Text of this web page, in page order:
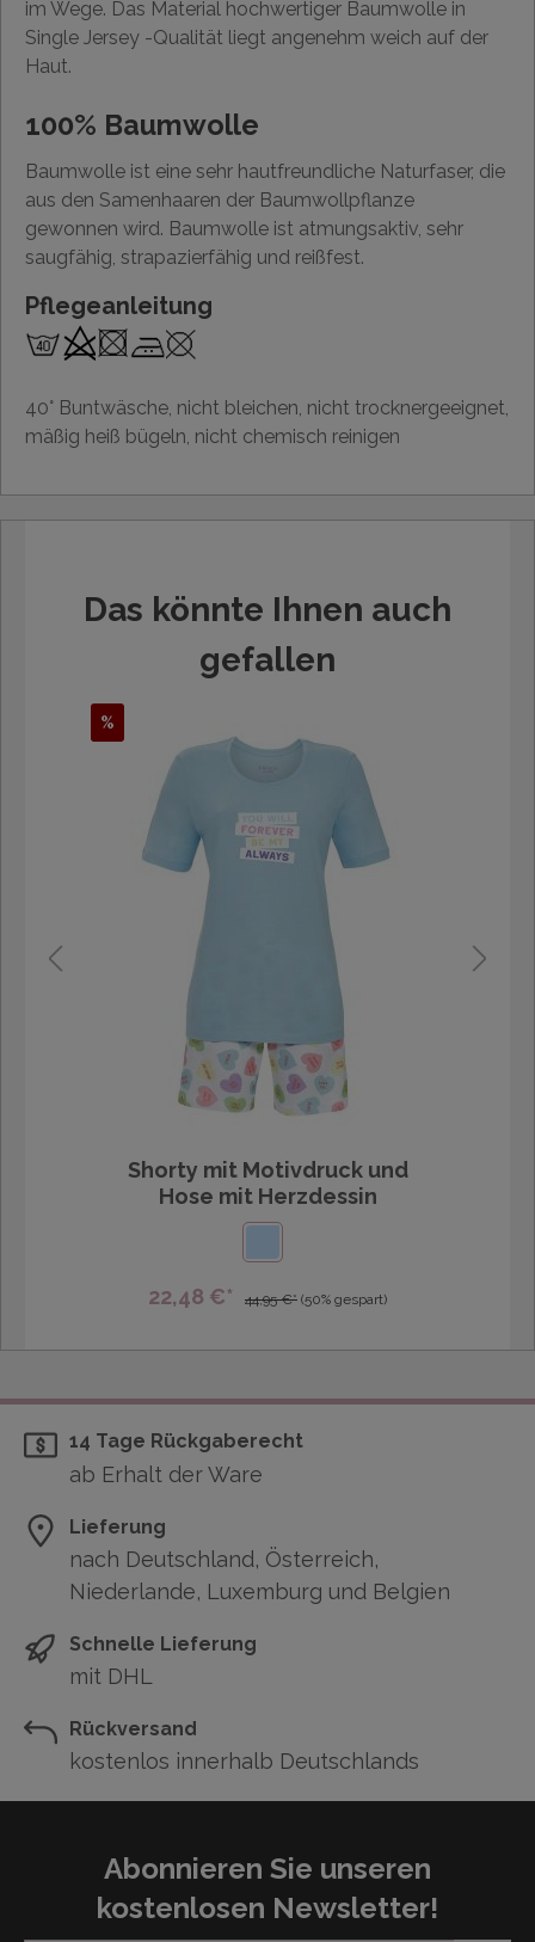
im Wege. Das Material hochwertiger Baumwolle in
Single Jersey -Qualität liegt angenehm weich auf der
Haut.
100% Baumwolle
Baumwolle ist eine sehr hautfreundliche Naturfaser, die
aus den Samenhaaren der Baumwollpflanze
gewonnen wird. Baumwolle ist atmungsaktiv, sehr
saugfähig, strapazierfähig und reißfest.
Pflegeanleitung
40° Buntwäsche, nicht bleichen, nicht trocknergeeignet,
mäßig heiß bügeln, nicht chemisch reinigen
Das könnte Ihnen auch
gefallen
%
Shorty mit Motivdruck und
Hose mit Herzdessin
22,48 €* 44,95 €* (50% gespart)
14 Tage Rückgaberecht
ab Erhalt der Ware
Lieferung
nach Deutschland, Österreich,
Niederlande, Luxemburg und Belgien
Schnelle Lieferung
mit DHL
Rückversand
kostenlos innerhalb Deutschlands
Abonnieren Sie unseren
kostenlosen Newsletter!